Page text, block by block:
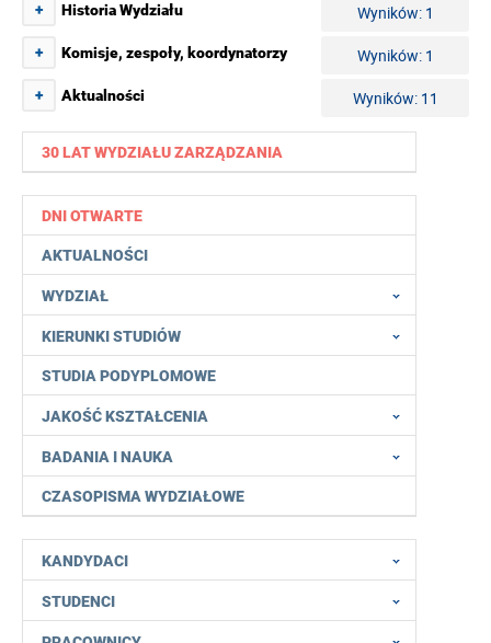
30 LAT WYDZIAŁU ZARZĄDZANIA
DNI OTWARTE
AKTUALNOŚCI
WYDZIAŁ
KIERUNKI STUDIÓW
STUDIA PODYPLOMOWE
JAKOŚĆ KSZTAŁCENIA
BADANIA I NAUKA
CZASOPISMA WYDZIAŁOWE
KANDYDACI
STUDENCI
+ Historia Wydziału Wyników: 1
+ Komisje, zespoły, koordynatorzy Wyników: 1
+ Aktualności Wyników: 11